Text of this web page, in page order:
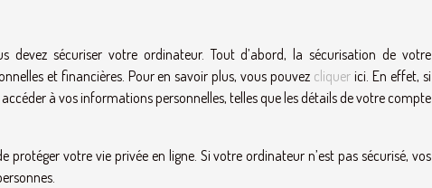
devez sécuriser votre ordinateur. Tout d’abord, la sécurisation de votre
et financières. Pour en savoir plus, vous pouvez cliquer ici. En effet, si
à vos informations personnelles, telles que les détails de votre compte
votre vie privée en ligne. Si votre ordinateur n’est pas sécurisé, vos